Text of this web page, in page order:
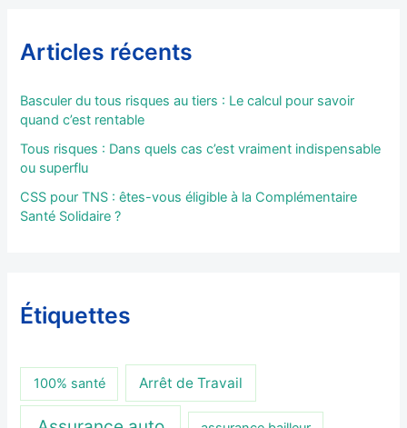
Articles récents
Basculer du tous risques au tiers : Le calcul pour savoir
quand c’est rentable
Tous risques : Dans quels cas c’est vraiment indispensable
ou superflu
CSS pour TNS : êtes-vous éligible à la Complémentaire
Santé Solidaire ?
Étiquettes
100% santé Arrêt de Travail